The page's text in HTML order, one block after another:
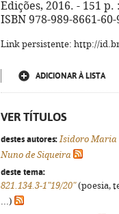
Edições, 2016. - 151
ISBN 978-989-8661-60-
Link persistente: http://
ADICIONAR À LISTA
VER TÍTULOS
destes autores: Isidoro Maria
Nuno de Siqueira
deste tema:
821.134.3-1"19/20"(poesia,
...)